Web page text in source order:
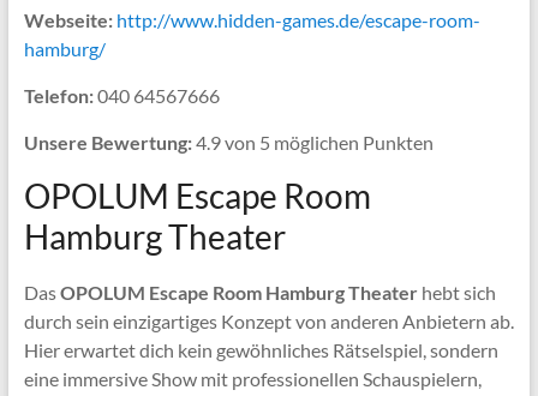
Webseite: http://www.hidden-games.de/escape-room-
hamburg/
Telefon:040 64567666
Unsere Bewertung:4.9 von 5 möglichen Punkten
OPOLUM Escape Room
Hamburg Theater
DasOPOLUM Escape Room Hamburg Theaterhebt sich
durch sein einzigartiges Konzept von anderen Anbietern ab.
Hier erwartet dich kein gewöhnliches Rätselspiel, sondern
eine immersive Show mit professionellen Schauspielern,